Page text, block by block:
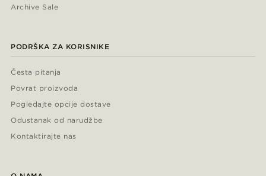
Archive Sale
PODRŠKA ZA KORISNIKE
Česta pitanja
Povrat proizvoda
Pogledajte opcije dostave
Odustanak od narudžbe
Kontaktirajte nas